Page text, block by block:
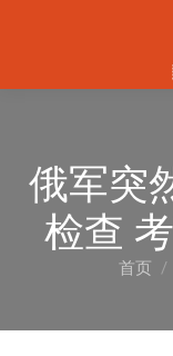
俄军突
检查
您在这
首页